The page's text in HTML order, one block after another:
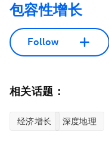
包容性增长
Follow
相关话题：
经济增长 深度地理